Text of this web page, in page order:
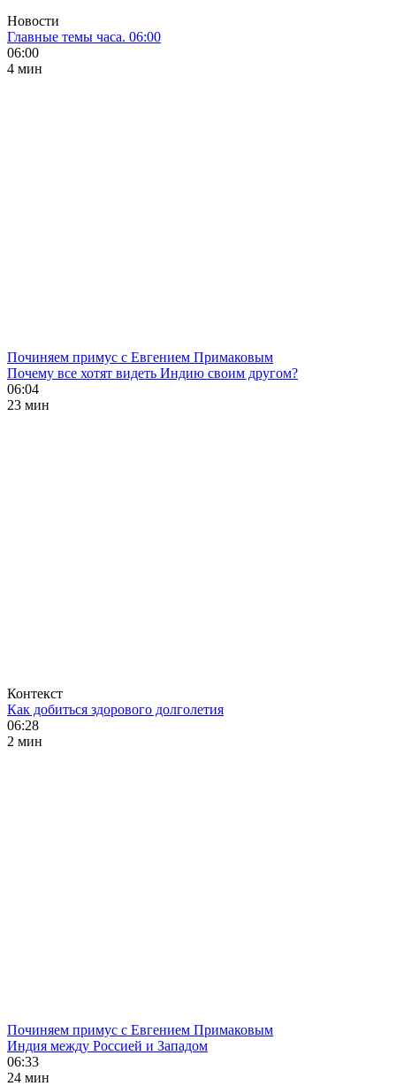
Новости
Главные темы часа. 06:00
06:00
4 мин
Починяем примус с Евгением Примаковым
Почему все хотят видеть Индию своим другом?
06:04
23 мин
Контекст
Как добиться здорового долголетия
06:28
2 мин
Починяем примус с Евгением Примаковым
Индия между Россией и Западом
06:33
24 мин